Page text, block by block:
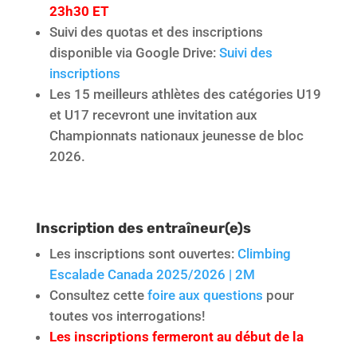
23h30 ET
Suivi des quotas et des inscriptions
disponible via Google Drive: Suivi des
inscriptions
Les 15 meilleurs athlètes des catégories U19
et U17 recevront une invitation aux
Championnats nationaux jeunesse de bloc
2026.
Inscription des entraîneur(e)s
Les inscriptions sont ouvertes: Climbing
Escalade Canada 2025/2026 | 2M
Consultez cette foire aux questions pour
toutes vos interrogations!
Les inscriptions fermeront au début de la